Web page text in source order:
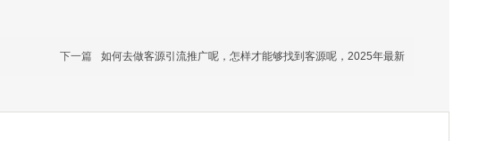
下一篇 如何去做客源引流推广呢，怎样才能够找到客源呢，2025年最新